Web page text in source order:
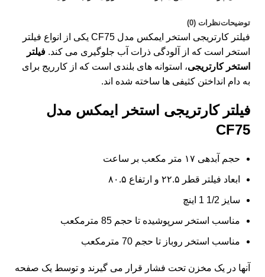
توضیحاتنظرات (0)
فیلتر کارتریجی استخر ایمکس مدل CF75 یکی از انواع
فیلتر
استخر
است که از آلودگی ذرات آب جلوگیری می کند. فیلتر
استخر کارتریجی، استوانه های بلندی است که از کارریج برای
به دام انداختن کثیفی ها ساخته شده اند.
فیلتر کارتریجی استخر ایمکس مدل
CF75
حجم آبدهی ۱۷ متر مکعب بر ساعت
ابعاد فیلتر قطر ۲۲.۵ و ارتفاع ۸۰.۵
سایز 1/2 1 اینچ
مناسب استخر سرپوشیده تا حجم 85 مترمکعب
مناسب استخر روباز تا حجم 70 مترمکعب
آنها در یک مخزن تحت فشار قرار می گیرند و توسط یک صفحه